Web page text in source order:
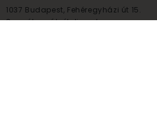
1037 Budapest, Fehéregyházi út 15.
Személyes átvételi pont